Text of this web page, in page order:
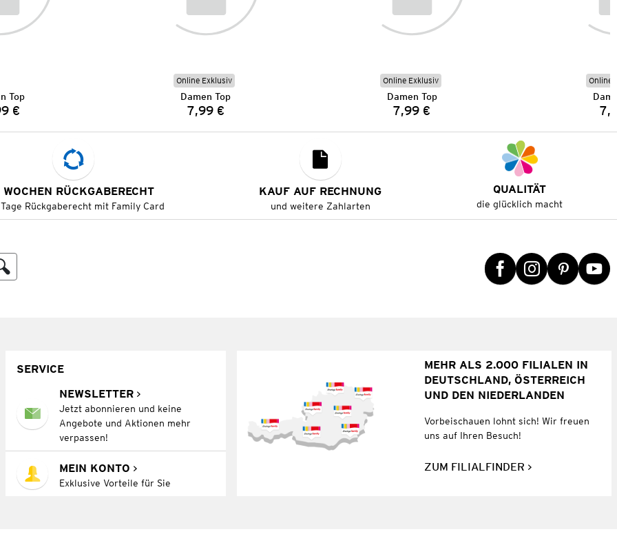
Top
€
Online Exklusiv
Damen Top
Preis:
7,99 €
Online Exklusiv
Damen Top
Preis:
7,99 €
Online
RÜCKGABERECHT
Rückgaberecht mit Family Card
KAUF AUF RECHNUNG
und weitere Zahlarten
QUALITÄT
die glücklich macht
SERVICE
NEWSLETTER
Jetzt abonnieren und keine
Angebote und Aktionen mehr
verpassen!
MEIN KONTO
Exklusive Vorteile für Sie
MEHR ALS 2.000 FILIALEN IN
DEUTSCHLAND, ÖSTERREICH
UND DEN NIEDERLANDEN
Vorbeischauen lohnt sich! Wir freuen
uns auf Ihren Besuch!
ZUM FILIALFINDER